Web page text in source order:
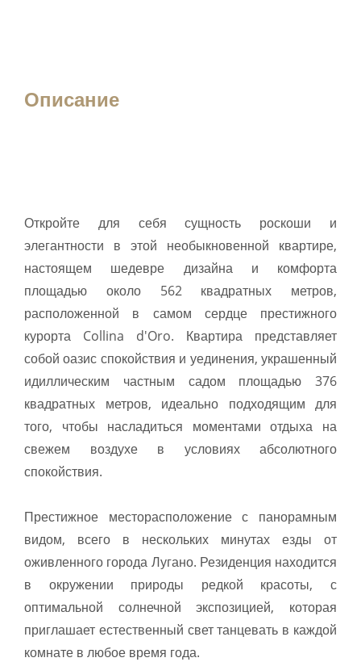
Описание
Откройте для себя сущность роскоши и
элегантности в этой необыкновенной квартире,
настоящем шедевре дизайна и комфорта
площадью около 562 квадратных метров,
расположенной в самом сердце престижного
курорта Collina d'Oro. Квартира представляет
собой оазис спокойствия и уединения, украшенный
идиллическим частным садом площадью 376
квадратных метров, идеально подходящим для
того, чтобы насладиться моментами отдыха на
свежем воздухе в условиях абсолютного
спокойствия.
Престижное месторасположение с панорамным
видом, всего в нескольких минутах езды от
оживленного города Лугано. Резиденция находится
в окружении природы редкой красоты, с
оптимальной солнечной экспозицией, которая
приглашает естественный свет танцевать в каждой
комнате в любое время года.